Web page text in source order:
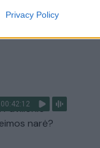
Privacy Policy
00:15:25
–
00:42:12
Pavilionio
narė?